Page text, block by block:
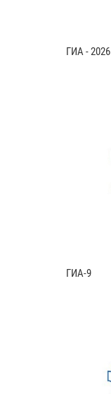
ГИА - 2026
ГИА-9